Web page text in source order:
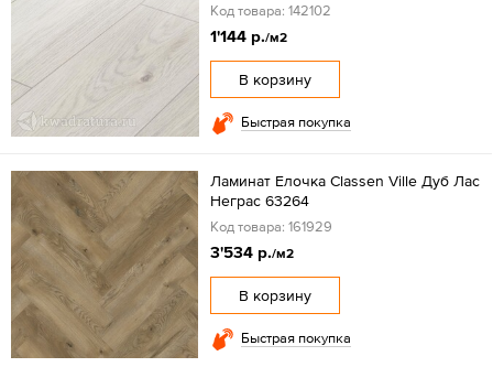
Код товара: 142102
1'144 р./м2
В корзину
Быстрая покупка
Ламинат Елочка Classen Ville Дуб Лас
Неграс 63264
Код товара: 161929
3'534 р./м2
В корзину
Быстрая покупка